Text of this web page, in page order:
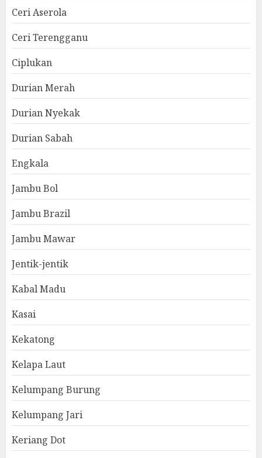
Ceri Aserola
Ceri Terengganu
Ciplukan
Durian Merah
Durian Nyekak
Durian Sabah
Engkala
Jambu Bol
Jambu Brazil
Jambu Mawar
Jentik-jentik
Kabal Madu
Kasai
Kekatong
Kelapa Laut
Kelumpang Burung
Kelumpang Jari
Keriang Dot